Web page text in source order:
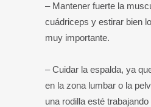
– Mantener fuerte la
cuádriceps y estirar bien
muy importante.
– Cuidar la espalda, ya
en la zona lumbar o la
una rodilla esté